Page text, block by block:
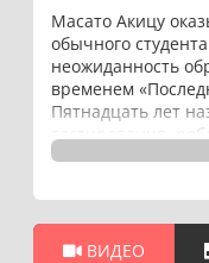
Масато Акицу
обычного
неожиданность
временем
Пятнадцать лет
тестирования,
они желают и
ВИДЕО